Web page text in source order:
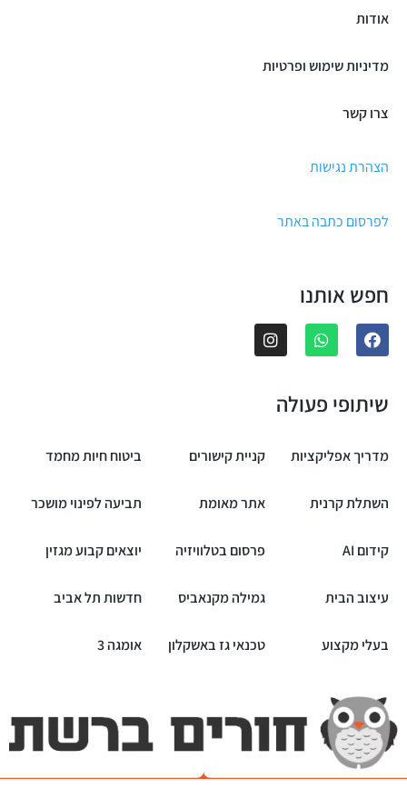
אודות
מדיניות שימוש ופרטיות
צרו קשר
הצהרת נגישות
לפרסום כתבה באתר
חפש אותנו
שיתופי פעולה
מדריך אפליקציות קניית קישורים ביטוח חיות מחמד
השתלת קרנית אתר מאומת תביעה לפינוי מושכר
קידום AI פרסום בטלוויזיה יוצאים קבוע מגזין
עיצוב הבית גמילה מקנאביס חדשות תל אביב
בעלי מקצוע טכנאי גז באשקלון אומגה 3